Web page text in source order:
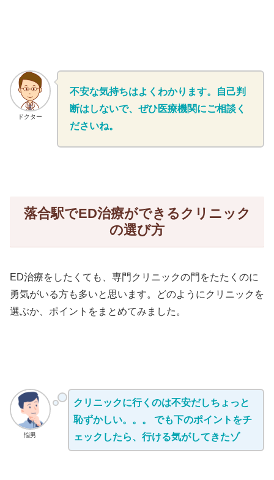
ドクター
不安な気持ちはよくわかります。自己判
断はしないで、ぜひ医療機関にご相談く
ださいね。
落合駅でED治療ができるクリニック
の選び方
ED治療をしたくても、専門クリニックの門をたたくのに
勇気がいる方も多いと思います。どのようにクリニックを
選ぶか、ポイントをまとめてみました。
悩男
クリニックに行くのは不安だしちょっと
恥ずかしい。。。 でも下のポイントをチ
ェックしたら、行ける気がしてきたゾ